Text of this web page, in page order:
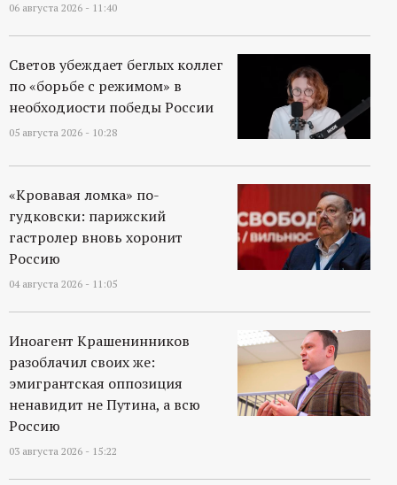
п
о
р
т
а
л
06 августа 2026 - 11:40
Светов убеждает беглых коллег
по «борьбе с режимом» в
необходиости победы России
05 августа 2026 - 10:28
«Кровавая ломка» по-
гудковски: парижский
гастролер вновь хоронит
Россию
04 августа 2026 - 11:05
Иноагент Крашенинников
разоблачил своих же:
эмигрантская оппозиция
ненавидит не Путина, а всю
Россию
03 августа 2026 - 15:22